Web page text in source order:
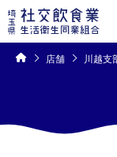
へ
店舗 川越支